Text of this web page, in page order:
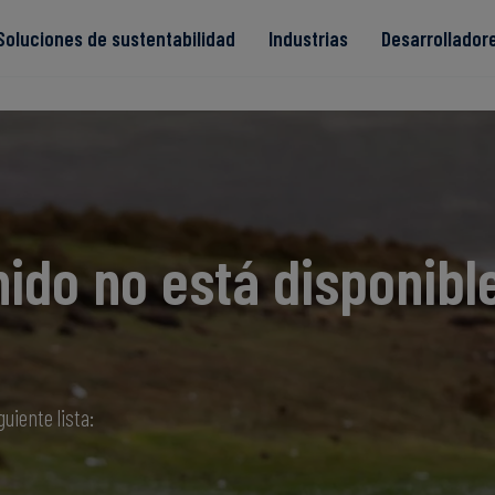
de sustentabilidad Industrias
Read more
Read more
Read more
Read more
Read more
no está
lista: